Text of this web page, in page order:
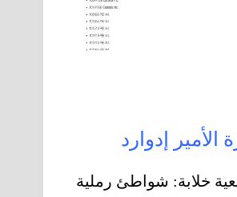
إدوارد
خلابة: شواطئ رملية